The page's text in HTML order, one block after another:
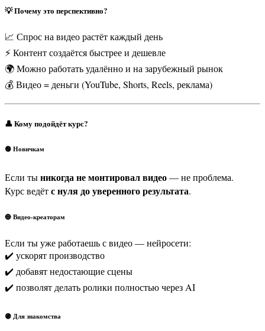
💡 Почему это перспективно?
📈 Спрос на видео растёт каждый день
⚡ Контент создаётся быстрее и дешевле
🌍 Можно работать удалённо и на зарубежный рынок
💰 Видео = деньги (YouTube, Shorts, Reels, реклама)
👤 Кому подойдёт курс?
🟢 Новичкам
Если тыникогда не монтировал видео— не проблема.
Курс ведётс нуля до уверенного результата.
🔵 Видео-креаторам
Если ты уже работаешь с видео — нейросети:
✔️ ускорят производство
✔️ добавят недостающие сцены
✔️ позволят делать ролики полностью через AI
🟣 Для знакомства